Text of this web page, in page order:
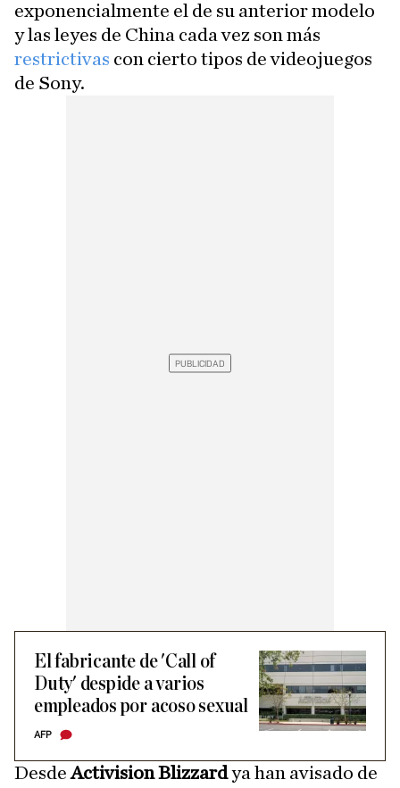
exponencialmente el de su anterior modelo
y las leyes de China cada vez son más
restrictivas con cierto tipos de videojuegos
de Sony.
El fabricante de 'Call of
Duty' despide a varios
empleados por acoso sexual
AFP
DesdeActivision Blizzardya han avisado de